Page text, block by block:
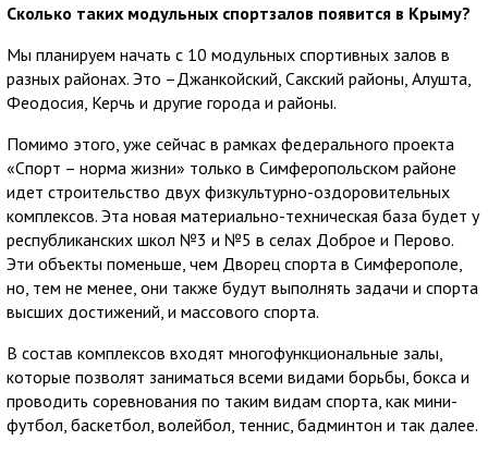
Сколько таких модульных спортзалов появится в Крыму?
Мы планируем начать с 10 модульных спортивных залов в
разных районах. Это –Джанкойский, Сакский районы, Алушта,
Феодосия, Керчь и другие города и районы.
Помимо этого, уже сейчас в рамках федерального проекта
«Спорт – норма жизни» только в Симферопольском районе
идет строительство двух физкультурно-оздоровительных
комплексов. Эта новая материально-техническая база будет у
республиканских школ №3 и №5 в селах Доброе и Перово.
Эти объекты поменьше, чем Дворец спорта в Симферополе,
но, тем не менее, они также будут выполнять задачи и спорта
высших достижений, и массового спорта.
В состав комплексов входят многофункциональные залы,
которые позволят заниматься всеми видами борьбы, бокса и
проводить соревнования по таким видам спорта, как мини-
футбол, баскетбол, волейбол, теннис, бадминтон и так далее.